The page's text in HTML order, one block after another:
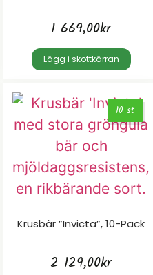
1 669,00kr
Lägg i skottkärran
10 st
Krusbär ”Invicta”, 10-Pack
2 129,00kr